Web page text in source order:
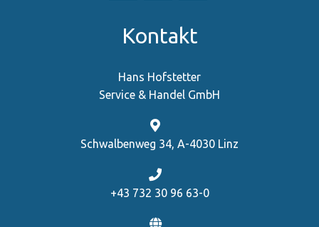
Kontakt
Hans Hofstetter
Service & Handel GmbH
Schwalbenweg 34, A-4030 Linz
+43 732 30 96 63-0